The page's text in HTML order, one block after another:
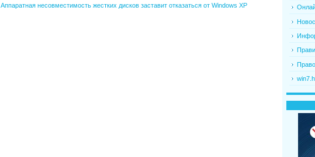
Аппаратная несовместимость жестких дисков заставит отказаться от Windows XP